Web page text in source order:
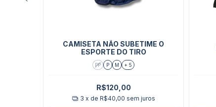
CAMISETA NÃO SUBETIME O
ESPORTE DO TIRO
PP P M + 5
R$120,00
3 x de R$40,00 sem juros